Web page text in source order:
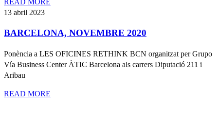
13 abril 2023
BARCELONA, NOVEMBRE 2020
Ponència a LES OFICINES RETHINK BCN organitzat per Grupo
Vía Business Center ÀTIC Barcelona als carrers Diputació 211 i
Aribau
READ MORE